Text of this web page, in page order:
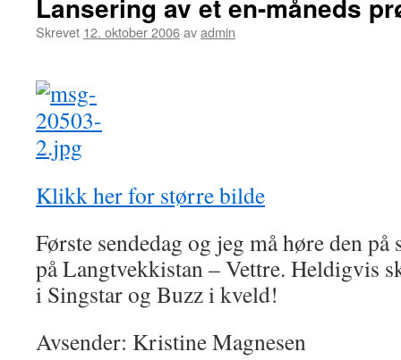
Lansering av et en-måneds
Skrevet 12. oktober 2006avadmin
Klikk her for større bilde
Første sendedag og jeg må høre den
på Langtvekkistan – Vettre. Heldigvis
i Singstar og Buzz i kveld!
Avsender: Kristine Magnesen